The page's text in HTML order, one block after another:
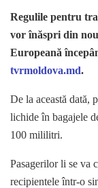
Regulile pentru
vor înăspri din
Europeană
tvrmoldova.md.
De la această dată,
lichide în bagajele
100 mililitri.
Pasagerilor li se va
recipientele într-o